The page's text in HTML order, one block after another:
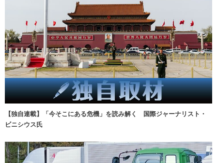
【独自連載】「今そこにある危機」を読み解く 国際ジャーナリスト・
ビニシウス氏